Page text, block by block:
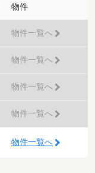
物件
物件一覧へ
物件一覧へ
物件一覧へ
物件一覧へ
物件一覧へ